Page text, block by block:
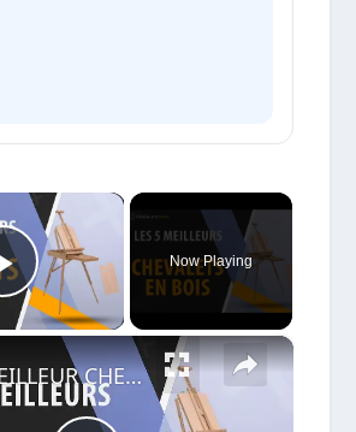
×
Play Video
Now Playing
×
⭐️ MEILLEUR CHEVALET EN BOIS - Comparatif 2024